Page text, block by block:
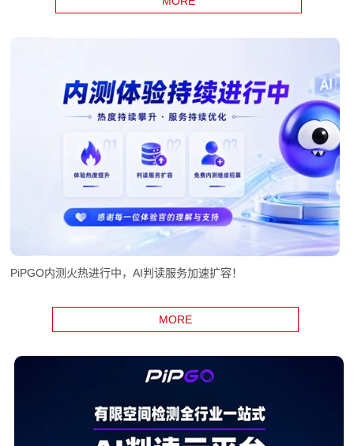
PiPGO内测火热进行中，AI判读服务加速扩容！
MORE